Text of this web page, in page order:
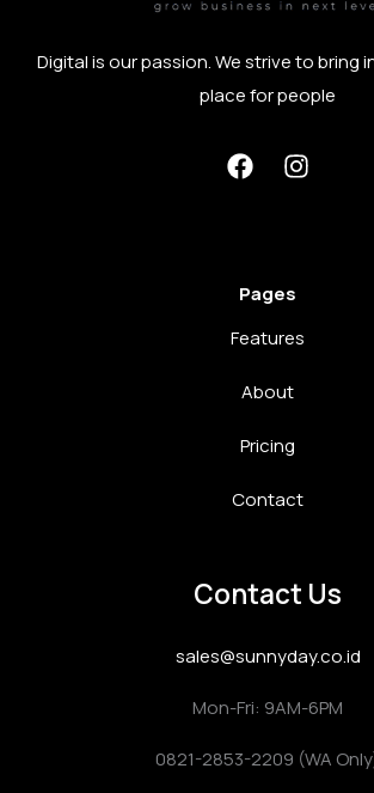
Digital is our passion. We strive to bring
place for people
Pages
Features
About
Pricing
Contact
Contact Us
sales@sunnyday.co.id
Mon-Fri: 9AM-6PM
0821-2853-2209 (WA